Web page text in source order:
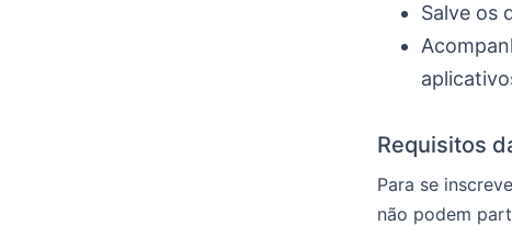
Salve os
Requisitos
Para se
não podem